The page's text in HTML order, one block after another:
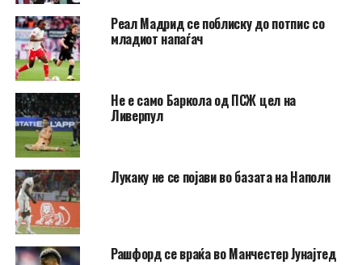
Реал Мадрид се поблиску до потпис со
младиот напаѓач
Не e само Баркола од ПСЖ цел на
Ливерпул
Лукаку не се појави во базата на Наполи
Рашфорд се враќа во Манчестер Јунајтед